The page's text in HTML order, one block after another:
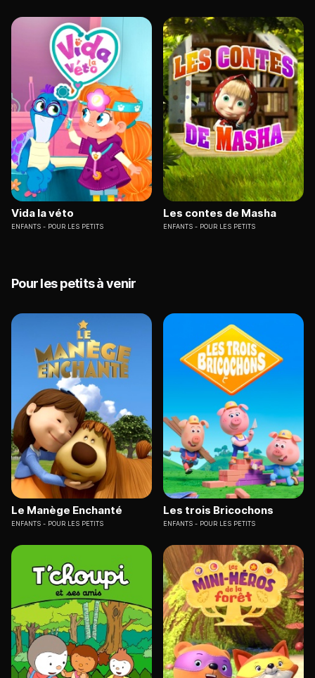
Vida la véto
ENFANTS POUR LES PETITS
Les contes de Masha
ENFANTS POUR LES PETITS
Pour les petits à venir
Le Manège Enchanté
ENFANTS POUR LES PETITS
Les trois Bricochons
ENFANTS POUR LES PETITS